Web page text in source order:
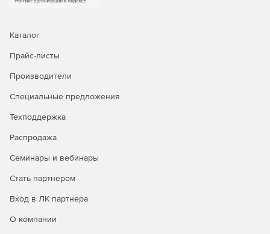
потребления трафика компьютерами сети. Графики
Каталог
Прайс-листы
Производители
Специальные предложения
Техподдержка
Распродажа
Семинары и вебинары
Стать партнером
Вход в ЛК партнера
О компании